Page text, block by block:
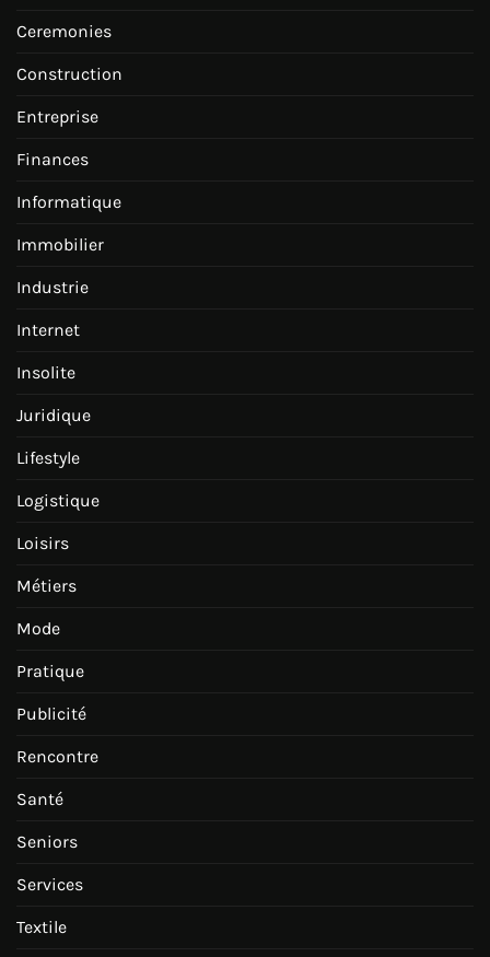
Ceremonies
Construction
Entreprise
Finances
Informatique
Immobilier
Industrie
Internet
Insolite
Juridique
Lifestyle
Logistique
Loisirs
Métiers
Mode
Pratique
Publicité
Rencontre
Santé
Seniors
Services
Textile